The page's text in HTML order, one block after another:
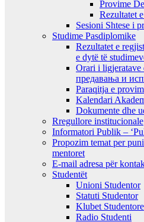
Provime
Rezultatet
Sesioni Shtese i
Studime Pasdiplomike
Rezultatet e
e dytë të
Orari i ligjeratave
предавањa и
Paraqitja e
Kalendari
Dokumente dhe
Rregullore institucionale
Informatori Publik –
Propozim temat per
mentoret
E-mail adresa për
Studentët
Unioni Studentor
Statuti Studentor
Klubet Studentore
Radio Studenti